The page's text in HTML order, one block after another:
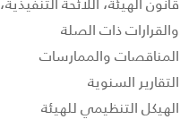
والقرارات ذات الصلة
المناقصات والممارسات
التقارير السنوية
الهيكل التنظيمي للهيئة